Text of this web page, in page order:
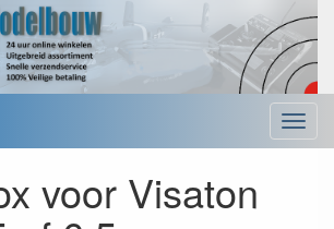
Menu
voor Visaton